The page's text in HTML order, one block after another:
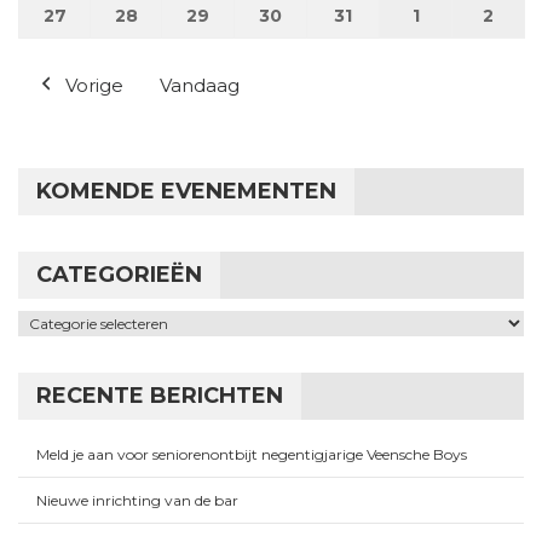
27 27 juli 2026
28 28 juli 2026
29 29 juli 2026
30 30 juli 2026
31 31 juli 2026
11 augustus
2
Vorige Vandaag
KOMENDE EVENEMENTEN
CATEGORIEËN
Categorieën
RECENTE BERICHTEN
Meld je aan voor seniorenontbijt negentigjarige Veensche Boys
Nieuwe inrichting van de bar